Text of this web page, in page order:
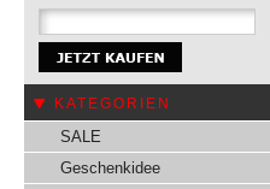
KATEGORIEN
SALE
Geschenkidee